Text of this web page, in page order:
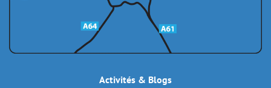
Activités & Blogs